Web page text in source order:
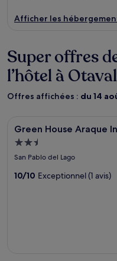
Afficher les
Super offres
l’hôtel à
Offres affichées : du 14
Galerie
d’images
de
l’hébergement
Green
Green House Araque
Hébergement
2.5 étoiles
San Pablo del Lago
10/10 Exceptionnel (1 avis)